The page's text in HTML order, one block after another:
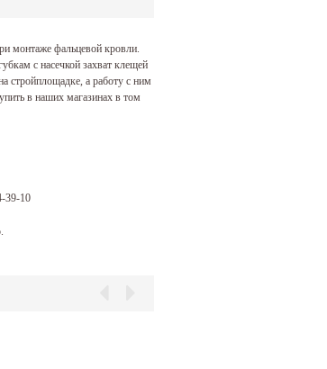
монтаже фальцевой кровли.
с насечкой захват клещей
стройплощадке, а работу с ним
в наших магазинах в том
39-10